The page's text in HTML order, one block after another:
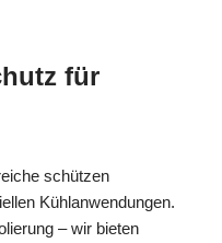
für
schützen
Kühlanwendungen.
– wir bieten